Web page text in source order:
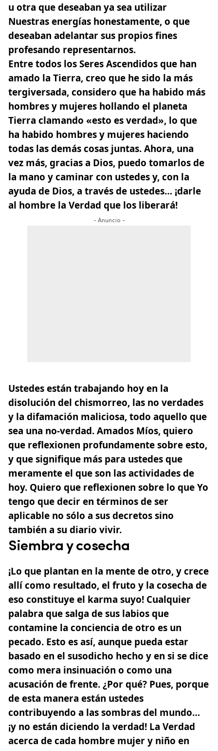
u otra que deseaban ya sea utilizar
Nuestras energías honestamente, o que
deseaban adelantar sus propios fines
profesando representarnos.
Entre todos los Seres Ascendidos que han
amado la Tierra, creo que he sido la más
tergiversada, considero que ha habido más
hombres y mujeres hollando el planeta
Tierra clamando «esto es verdad», lo que
ha habido hombres y mujeres haciendo
todas las demás cosas juntas. Ahora, una
vez más, gracias a Dios, puedo tomarlos de
la mano y caminar con ustedes y, con la
ayuda de Dios, a través de ustedes… ¡darle
al hombre la Verdad que los liberará!
- Anuncio -
Ustedes están trabajando hoy en la
disolución del chismorreo, las no verdades
y la difamación maliciosa, todo aquello que
sea una no-verdad. Amados Míos, quiero
que reflexionen profundamente sobre esto,
y que signifique más para ustedes que
meramente el que son las actividades de
hoy. Quiero que reflexionen sobre lo que Yo
tengo que decir en términos de ser
aplicable no sólo a sus decretos sino
también a su diario vivir.
Siembra y cosecha
¡Lo que plantan en la mente de otro, y crece
allí como resultado, el fruto y la cosecha de
eso constituye el karma suyo! Cualquier
palabra que salga de sus labios que
contamine la conciencia de otro es un
pecado. Esto es así, aunque pueda estar
basado en el susodicho hecho y en si se dice
como mera insinuación o como una
acusación de frente. ¿Por qué? Pues, porque
de esta manera están ustedes
contribuyendo a las sombras del mundo…
¡y no están diciendo la verdad! La Verdad
acerca de cada hombre mujer y niño en